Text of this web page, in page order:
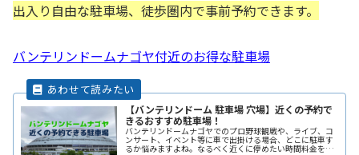
出入り自由な駐車場、徒歩圏内で事前予約できます。
バンテリンドームナゴヤ付近のお得な駐車場
【バンテリンドーム 駐車場 穴場】近くの予約で
きるおすすめ駐車場！
バンテリンドームナゴヤでのプロ野球観戦や、ライブ、コ
ンサート、イベント等に車で出掛ける場合、どこに駐車す
るか悩みますよね。なるべく近くに停めたい時間料金を気